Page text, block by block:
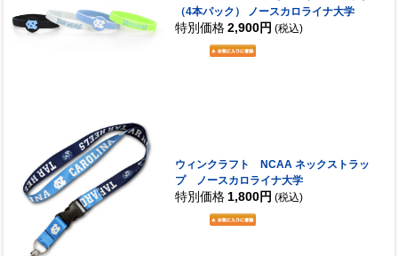
（4本パック） ノースカロライナ大学
特別価格 2,900円 (税込)
ウィンクラフト NCAA ネックストラッ
プ ノースカロライナ大学
特別価格 1,800円 (税込)